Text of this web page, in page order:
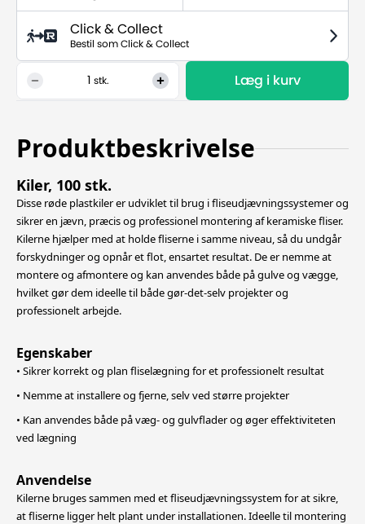
Click & Collect
Bestil som Click & Collect
stk. Læg i kurv
Produktbeskrivelse
Kiler, 100 stk.
Disse røde plastkiler er udviklet til brug i fliseudjævningssystemer og
sikrer en jævn, præcis og professionel montering af keramiske fliser.
Kilerne hjælper med at holde fliserne i samme niveau, så du undgår
forskydninger og opnår et flot,ensartet resultat. De er nemme at
montere og afmontere og kan anvendes både på gulve og vægge,
hvilket gør dem ideelle til både gør-det-selv projekter og
professionelt arbejde.
Egenskaber
• Sikrer korrekt og plan fliselægning for et professionelt resultat
• Nemme at installere og fjerne, selv ved større projekter
• Kan anvendes både på væg- og gulvflader og øger effektiviteten
ved lægning
Anvendelse
Kilerne bruges sammen med et fliseudjævningssystem for at sikre,
at fliserne ligger helt plant under installationen. Ideelle til montering